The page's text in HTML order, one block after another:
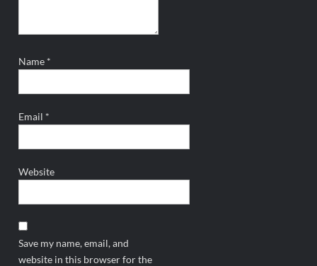
Name *
Email *
Website
Save my name, email, and
website in this browser for the